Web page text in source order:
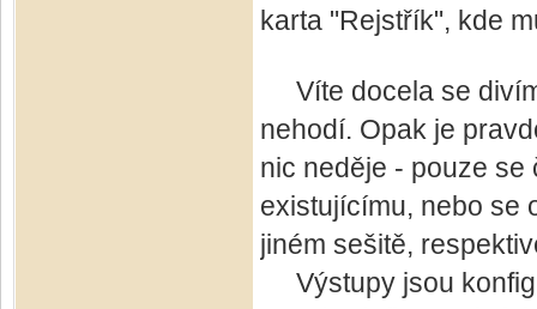
karta "Rejstřík", kde
Víte docela se
nehodí. Opak je
nic neděje - pouze se
existujícímu, nebo se
jiném sešitě,
Výstupy jsou